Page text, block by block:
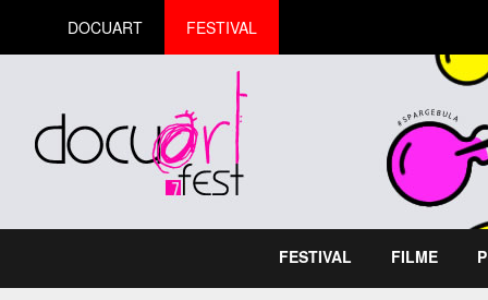
DOCUART FESTIVAL
FESTIVAL FILME